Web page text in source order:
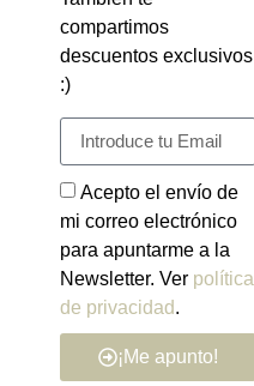
compartimos
descuentos exclusivos
:)
Acepto el envío de
mi correo electrónico
para apuntarme a la
Newsletter. Ver política
de privacidad.
¡Me apunto!